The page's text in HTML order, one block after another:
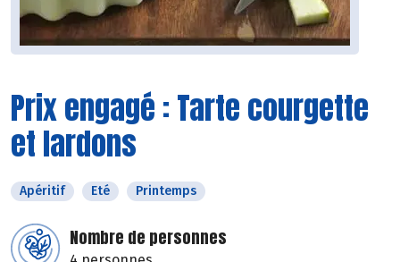
Prix engagé : Tarte courgette
et lardons
Apéritif Eté Printemps
Nombre de personnes